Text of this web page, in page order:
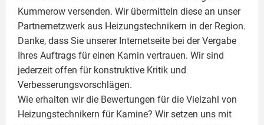
Kummerow versenden. Wir übermitteln diese an unser
Partnernetzwerk aus Heizungstechnikern in der Region.
Danke, dass Sie unserer Internetseite bei der Vergabe
Ihres Auftrags für einen Kamin vertrauen. Wir sind
jederzeit offen für konstruktive Kritik und
Verbesserungsvorschlägen.
Wie erhalten wir die Bewertungen für die Vielzahl von
Heizungstechnikern für Kamine? Wir setzen uns mit